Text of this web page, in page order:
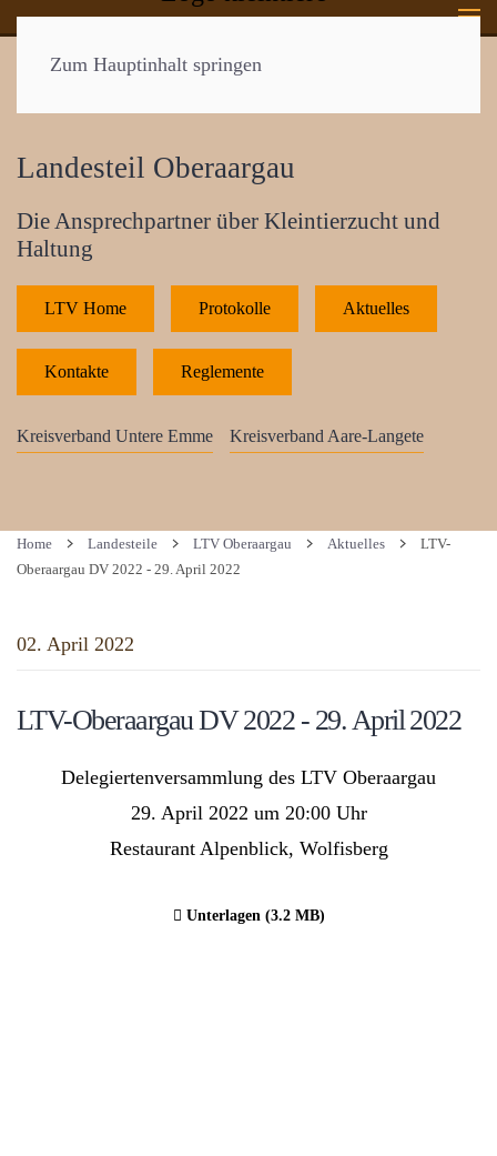
Zum Hauptinhalt springen
Landesteil Oberaargau
Die Ansprechpartner über Kleintierzucht und
Haltung
LTV Home Protokolle Aktuelles
Kontakte Reglemente
Kreisverband Untere Emme Kreisverband Aare-Langete
Home Landesteile LTV Oberaargau Aktuelles
LTV-
Oberaargau DV 2022 - 29. April 2022
02. April 2022
LTV-Oberaargau DV 2022 - 29. April 2022
Delegiertenversammlung des LTV Oberaargau
29. April 2022 um 20:00 Uhr
Restaurant Alpenblick, Wolfisberg
Unterlagen (3.2 MB)